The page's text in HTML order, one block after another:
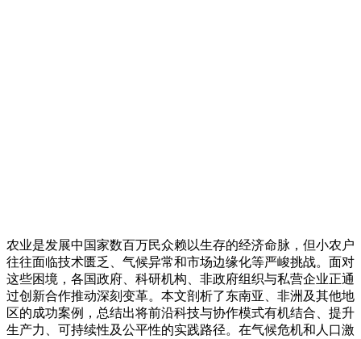
农业是发展中国家数百万民众赖以生存的经济命脉，但小农户
往往面临技术匮乏、气候异常和市场边缘化等严峻挑战。面对
这些困境，各国政府、科研机构、非政府组织与私营企业正通
过创新合作推动深刻变革。本文剖析了东南亚、非洲及其他地
区的成功案例，总结出将前沿科技与协作模式有机结合、提升
生产力、可持续性及公平性的实践路径。在气候危机和人口激